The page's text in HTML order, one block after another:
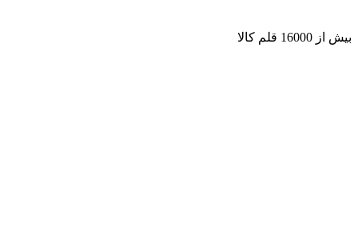
بیش از 16000 قلم کالا